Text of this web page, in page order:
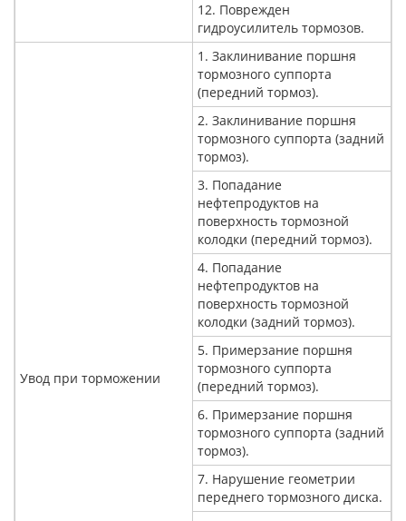
12. Поврежден
гидроусилитель тормозов.
Увод при торможении
1. Заклинивание поршня
тормозного суппорта
(передний тормоз).
2. Заклинивание поршня
тормозного суппорта (задний
тормоз).
3. Попадание
нефтепродуктов на
поверхность тормозной
колодки (передний тормоз).
4. Попадание
нефтепродуктов на
поверхность тормозной
колодки (задний тормоз).
5. Примерзание поршня
тормозного суппорта
(передний тормоз).
6. Примерзание поршня
тормозного суппорта (задний
тормоз).
7. Нарушение геометрии
переднего тормозного диска.